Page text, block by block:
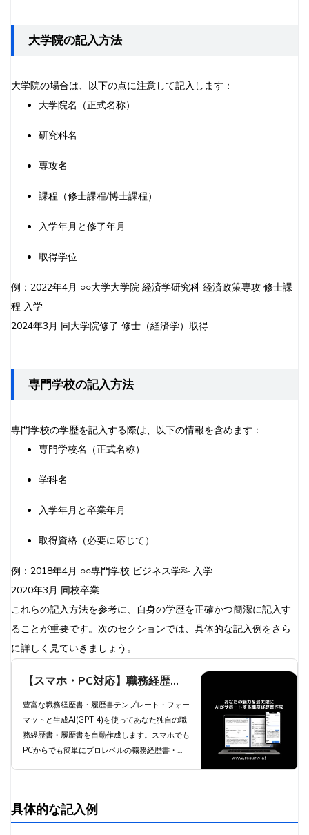
大学院の記入方法
大学院の場合は、以下の点に注意して記入します：
大学院名（正式名称）
研究科名
専攻名
課程（修士課程/博士課程）
入学年月と修了年月
取得学位
例：2022年4月 ○○大学大学院 経済学研究科 経済政策専攻 修士課
程 入学
2024年3月 同大学院修了 修士（経済学）取得
専門学校の記入方法
専門学校の学歴を記入する際は、以下の情報を含めます：
専門学校名（正式名称）
学科名
入学年月と卒業年月
取得資格（必要に応じて）
例：2018年4月 ○○専門学校 ビジネス学科 入学
2020年3月 同校卒業
これらの記入方法を参考に、自身の学歴を正確かつ簡潔に記入す
ることが重要です。次のセクションでは、具体的な記入例をさら
に詳しく見ていきましょう。
【スマホ・PC対応】職務経歴
書・履歴書を生成AIが自動作成 -
職種別職務経歴書テンプレートと
豊富な自己PR例文と職務要約例
文で簡単作成 | 職務経歴書・履歴
豊富な職務経歴書・履歴書テンプレート・フォー
マットと生成AI(GPT-4)を使ってあなた独自の職
務経歴書・履歴書を自動作成します。スマホでも
PCからでも簡単にプロレベルの職務経歴書・履
具体的な記入例